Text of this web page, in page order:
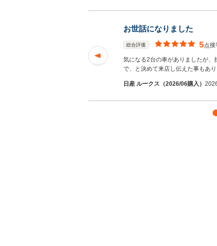
お世話になりました
総合評価 5点接
気になる2台の車がありましたが、
で、と決めて来店し伝えた事もあ
日産 ルークス（2026/06購入）